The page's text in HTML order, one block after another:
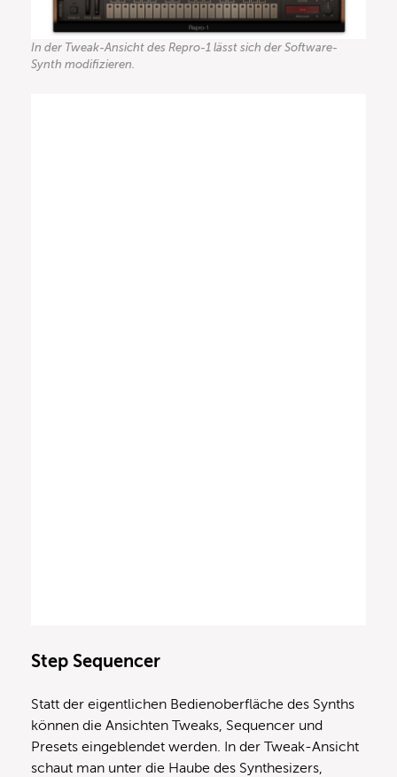
In der Tweak-Ansicht des Repro-1 lässt sich der Software-
Synth modifizieren.
Step Sequencer
Statt der eigentlichen Bedienoberfläche des Synths
können die Ansichten Tweaks, Sequencer und
Presets eingeblendet werden. In der Tweak-Ansicht
schaut man unter die Haube des Synthesizers,